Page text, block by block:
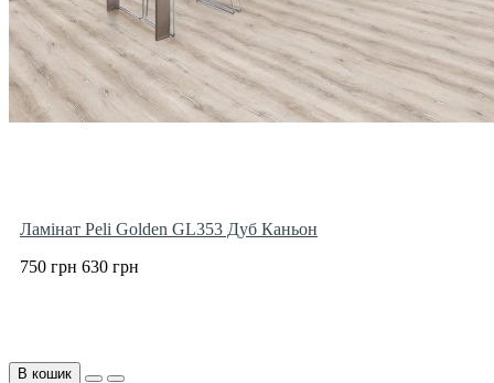
Ламінат Peli Golden GL353 Дуб Каньон
750 грн 630 грн
В кошик